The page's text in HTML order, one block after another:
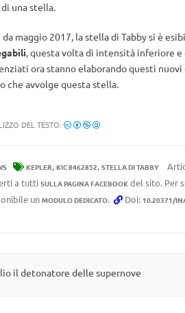
una stella.
maggio 2017, la stella di Tabby si è
, questa volta di intensità inferiore
ora stanno elaborando questi
che avvolge questa stella.
DEL TESTO:
KEPLER, KIC 8462852, STELLA DI TABBY
a tutti SULLA PAGINA FACEBOOKdel sito. Per
un MODULO DEDICATO. Doi: 10.20371/
il detonatore delle supernove